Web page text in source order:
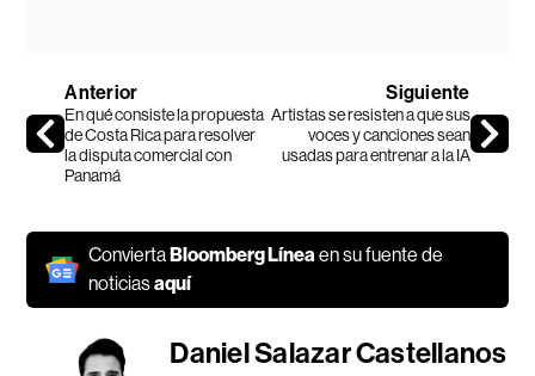
Anterior
En qué consiste la propuesta
de Costa Rica para resolver
la disputa comercial con
Panamá
Siguiente
Artistas se resisten a que sus
voces y canciones sean
usadas para entrenar a la IA
ConviertaBloomberg Líneaen su fuente de
noticiasaquí
Daniel Salazar Castellanos